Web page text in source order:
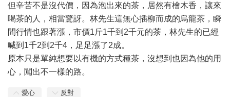
但辛苦不是沒代價，因為泡出來的茶，居然有檜木香，讓來
喝茶的人，相當驚訝。林先生這無心插柳而成的烏龍茶，瞬
間行情也跟著漲，市價1斤1千到2千元的茶，林先生的已經
喊到1千2到2千4，足足漲了2成。
原本只是單純想要以有機的方式種茶，沒想到也因為他的用
心，闖出不一樣的路。
愛心 反對